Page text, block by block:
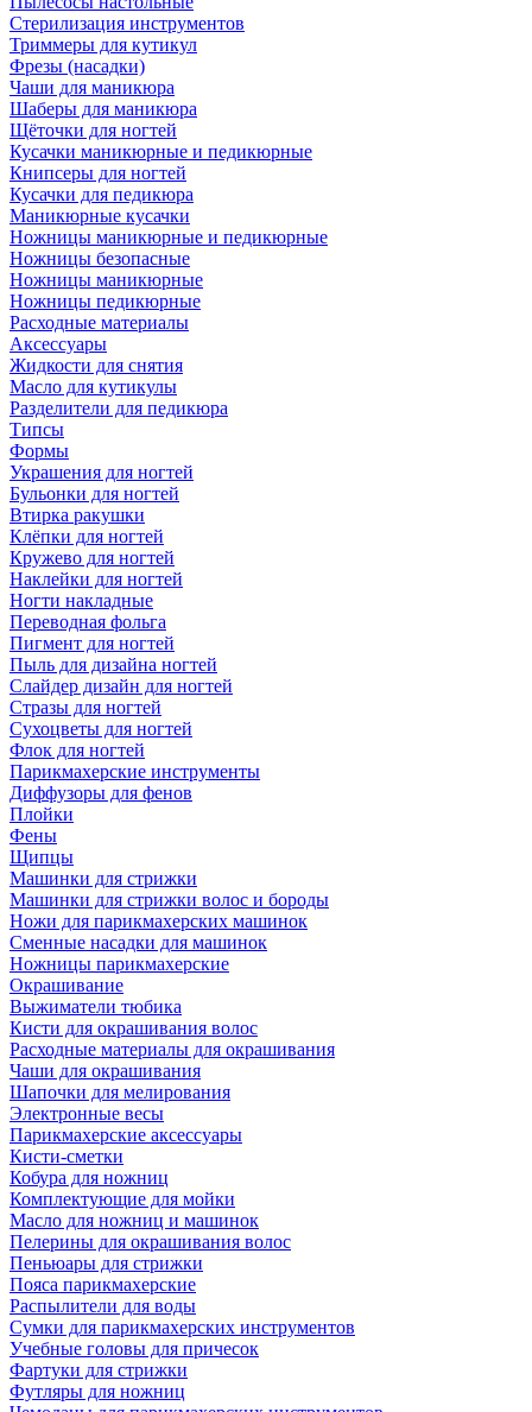
Стерилизация инструментов
Триммеры для кутикул
Фрезы (насадки)
Чаши для маникюра
Шаберы для маникюра
Щёточки для ногтей
Кусачки маникюрные и педикюрные
Книпсеры для ногтей
Кусачки для педикюра
Маникюрные кусачки
Ножницы маникюрные и педикюрные
Ножницы безопасные
Ножницы маникюрные
Ножницы педикюрные
Расходные материалы
Аксессуары
Жидкости для снятия
Масло для кутикулы
Разделители для педикюра
Типсы
Формы
Украшения для ногтей
Бульонки для ногтей
Втирка ракушки
Клёпки для ногтей
Кружево для ногтей
Наклейки для ногтей
Ногти накладные
Переводная фольга
Пигмент для ногтей
Пыль для дизайна ногтей
Слайдер дизайн для ногтей
Стразы для ногтей
Сухоцветы для ногтей
Флок для ногтей
Парикмахерские инструменты
Диффузоры для фенов
Плойки
Фены
Щипцы
Машинки для стрижки
Машинки для стрижки волос и бороды
Ножи для парикмахерских машинок
Сменные насадки для машинок
Ножницы парикмахерские
Окрашивание
Выжиматели тюбика
Кисти для окрашивания волос
Расходные материалы для окрашивания
Чаши для окрашивания
Шапочки для мелирования
Электронные весы
Парикмахерские аксессуары
Кисти-сметки
Кобура для ножниц
Комплектующие для мойки
Масло для ножниц и машинок
Пелерины для окрашивания волос
Пеньюары для стрижки
Пояса парикмахерские
Распылители для воды
Сумки для парикмахерских инструментов
Учебные головы для причесок
Фартуки для стрижки
Футляры для ножниц